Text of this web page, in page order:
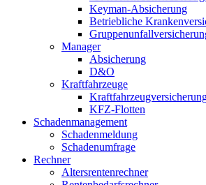
Keyman-Absicherung
Betriebliche
Manager
Absicherung
D&O
Kraftfahrzeuge
KFZ-Flotten
Schadenmanagement
Schadenmeldung
Schadenumfrage
Rechner
Altersrentenrechner